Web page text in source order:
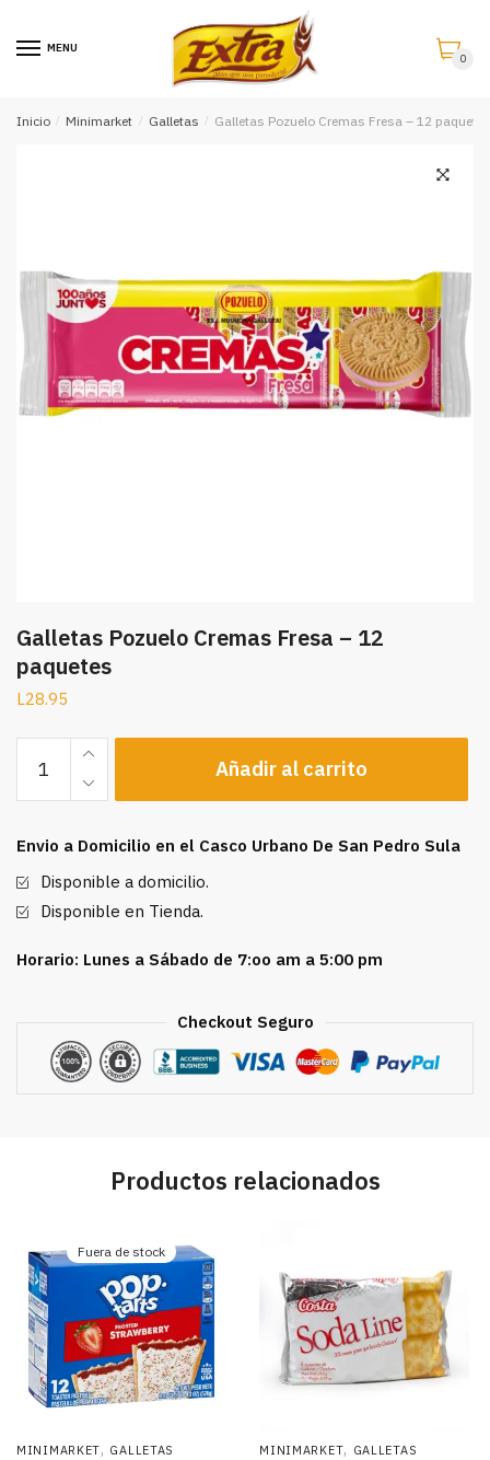
MENU
0
Inicio / Minimarket / Galletas / Galletas Pozuelo Cremas Fresa – 12
Galletas Pozuelo Cremas Fresa – 12
paquetes
L28.95
Pozuelo
Cremas
-
12
paquetes
Añadir al carrito
Envio a Domicilio en el Casco Urbano De San Pedro Sula
Disponible a domicilio.
Disponible en Tienda.
Horario: Lunes a Sábado de 7:oo am a 5:00 pm
Checkout Seguro
Productos relacionados
Fuera de stock
MINIMARKET, GALLETAS MINIMARKET, GALLETAS